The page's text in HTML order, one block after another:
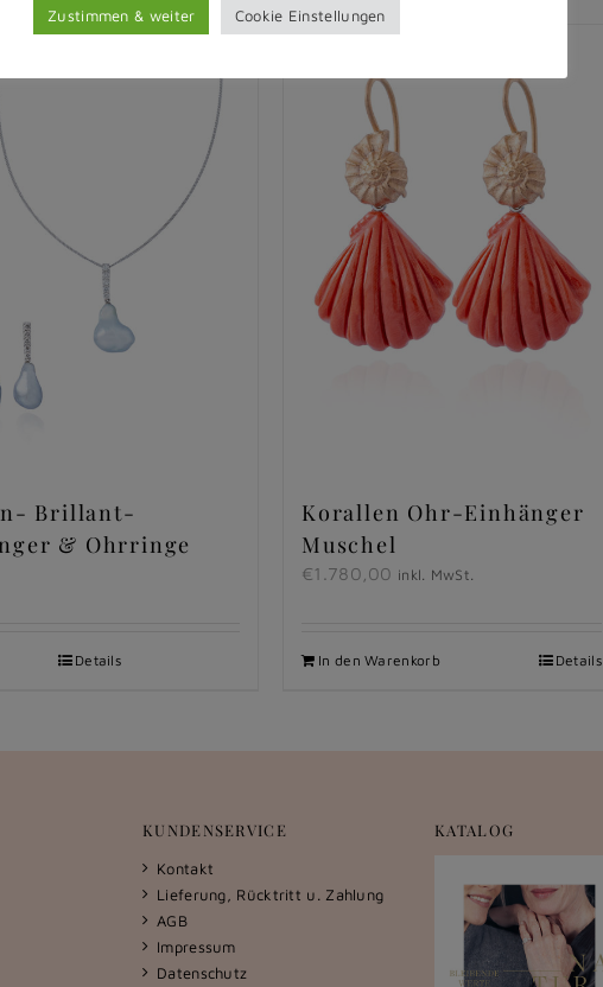
Brillant-
& Ohrringe
Details
Korallen Ohr-Einhänger
Muschel
€1.780,00 inkl. MwSt.
In den Warenkorb Details
KUNDENSERVICE
Kontakt
Lieferung, Rücktritt u. Zahlung
AGB
Impressum
Datenschutz
KATALOG
Zustimmen & weiter Cookie Einstellungen